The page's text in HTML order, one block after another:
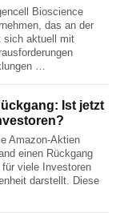
Bioscience
das an der
sich aktuell mit
…
Ist jetzt
Amazon-Aktien
einen Rückgang
viele Investoren
darstellt. Diese